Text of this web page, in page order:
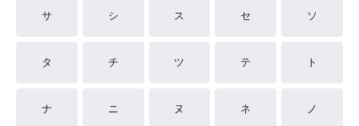
サ シ ス セ ソ
タ チ ツ テ ト
ナ ニ ヌ ネ ノ